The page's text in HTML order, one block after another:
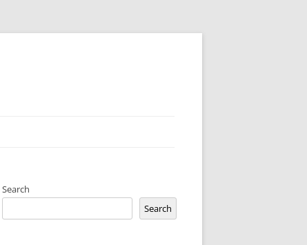
Search
Search